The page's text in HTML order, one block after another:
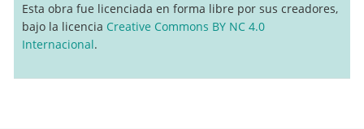
Esta obra fue licenciada en forma libre por sus creadores,
bajo la licencia Creative Commons BY NC 4.0
Internacional.